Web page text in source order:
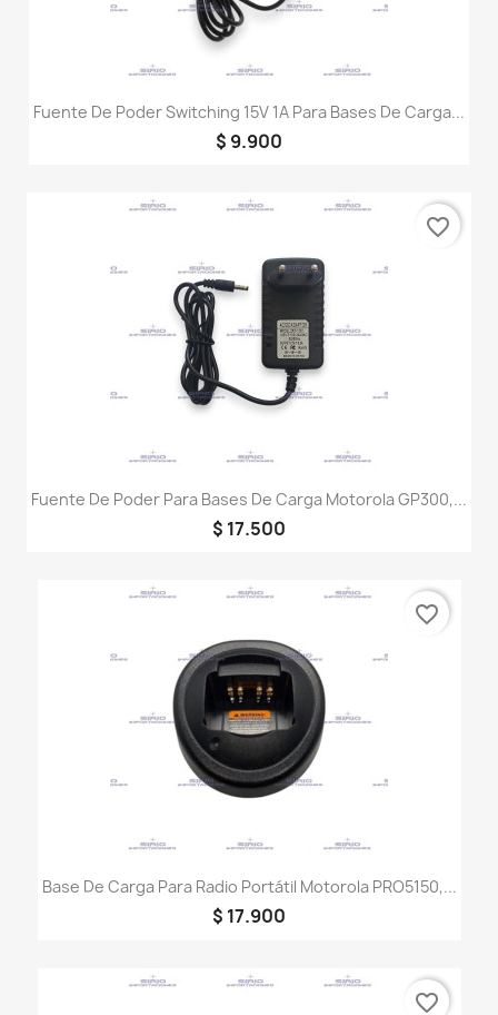
Fuente De Poder Switching 15V 1A Para Bases De Carga...
$ 9.900
Fuente De Poder Para Bases De Carga Motorola GP300,...
$ 17.500
favorite_border
Base De Carga Para Radio Portátil Motorola PRO5150,...
$ 17.900
favorite_border
favorite_border